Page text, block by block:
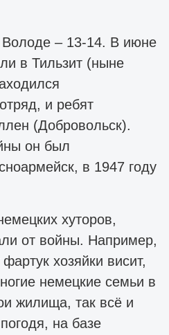
– 13-14. В июне
в Тильзит (ныне
и ребят
(Добровольск).
он был
в 1947 году
хуторов,
от войны. Например,
хозяйки висит,
немецкие семьи в
жилища, так всё и
на базе